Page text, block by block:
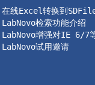
在线Excel转换到SDFile
LabNovo检索功能介绍
LabNovo增强对IE 6/7
LabNovo试用邀请